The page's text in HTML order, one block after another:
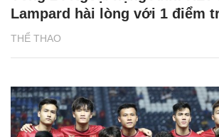
THỂ THAO
Lampard hài lòng với 1 điểm